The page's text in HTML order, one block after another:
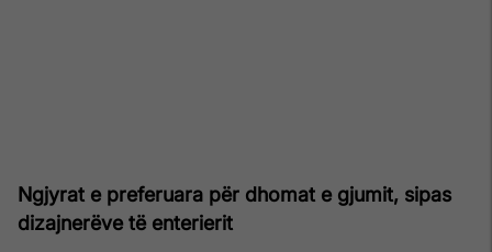
Ngjyrat e preferuara për dhomat e gjumit, sipas
dizajnerëve të enterierit